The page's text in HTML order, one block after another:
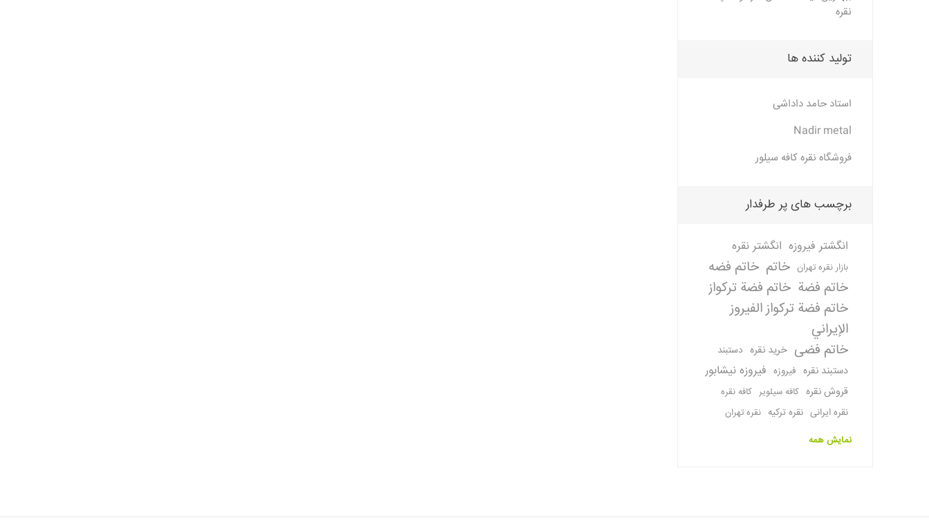
نقره
تولید کننده ها
استاد حامد داداشی
Nadir metal
فروشگاه نقره کافه سیلور
برچسب های پر طرفدار
انگشتر فیروزه انگشتر نقره
بازار نقره تهران خاتم خاتم فضه
خاتم فضة خاتم فضة تركواز
خاتم فضة تركواز الفيروز
الإيراني
خاتم فضی خرید نقره دستبند
دستبند نقره فیروزه فیروزه نیشابور
قروش نقره کافه سیلویر کافه نقره
نقره ایرانی نقره ترکیه نقره تهران
نمایش همه